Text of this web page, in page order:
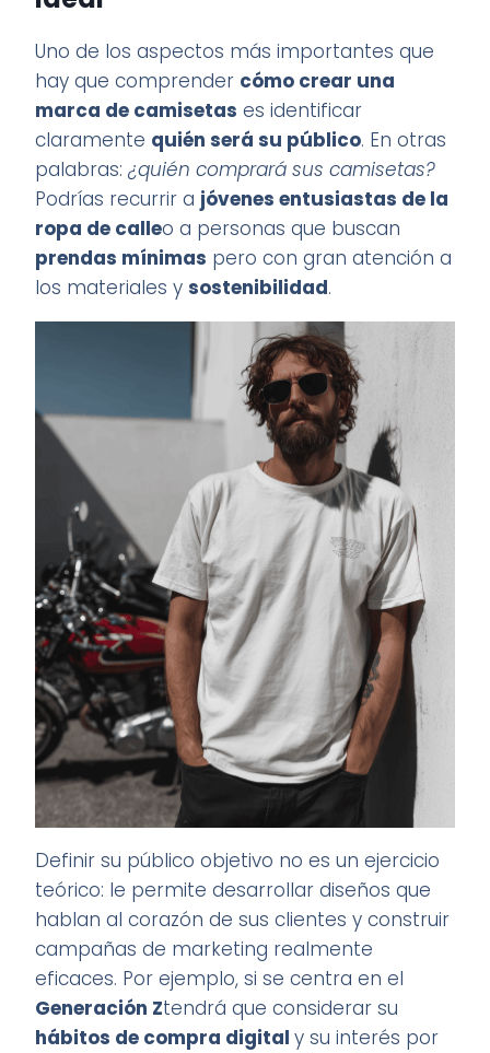
Uno de los aspectos más importantes que
hay que comprender cómo crear una
marca de camisetas es identificar
claramente quién será su público. En otras
palabras:¿quién comprará sus camisetas?
Podrías recurrir a jóvenes entusiastas de la
ropa de calleo a personas que buscan
prendas mínimas pero con gran atención a
los materiales ysostenibilidad.
Definir su público objetivo no es un ejercicio
teórico: le permite desarrollar diseños que
hablan al corazón de sus clientes y construir
campañas de marketing realmente
eficaces. Por ejemplo, si se centra en el
Generación Ztendrá que considerar su
hábitos de compra digitaly su interés por